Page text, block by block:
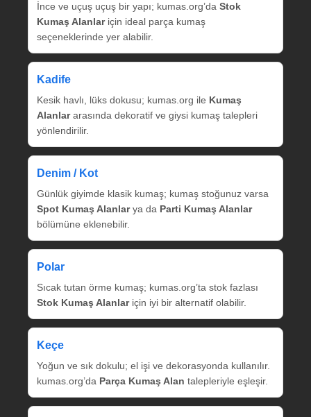
İnce ve uçuş uçuş bir yapı; kumas.org’da Stok
Kumaş Alanlariçin ideal parça kumaş
seçeneklerinde yer alabilir.
Kadife
Kesik havlı, lüks dokusu; kumas.org ile Kumaş
Alanlararasında dekoratif ve giysi kumaş talepleri
yönlendirilir.
Denim / Kot
Günlük giyimde klasik kumaş; kumaş stoğunuz varsa
Spot Kumaş Alanlarya da Parti Kumaş Alanlar
bölümüne eklenebilir.
Polar
Sıcak tutan örme kumaş; kumas.org’ta stok fazlası
Stok Kumaş Alanlariçin iyi bir alternatif olabilir.
Keçe
Yoğun ve sık dokulu; el işi ve dekorasyonda kullanılır.
kumas.org’da Parça Kumaş Alan talepleriyle eşleşir.